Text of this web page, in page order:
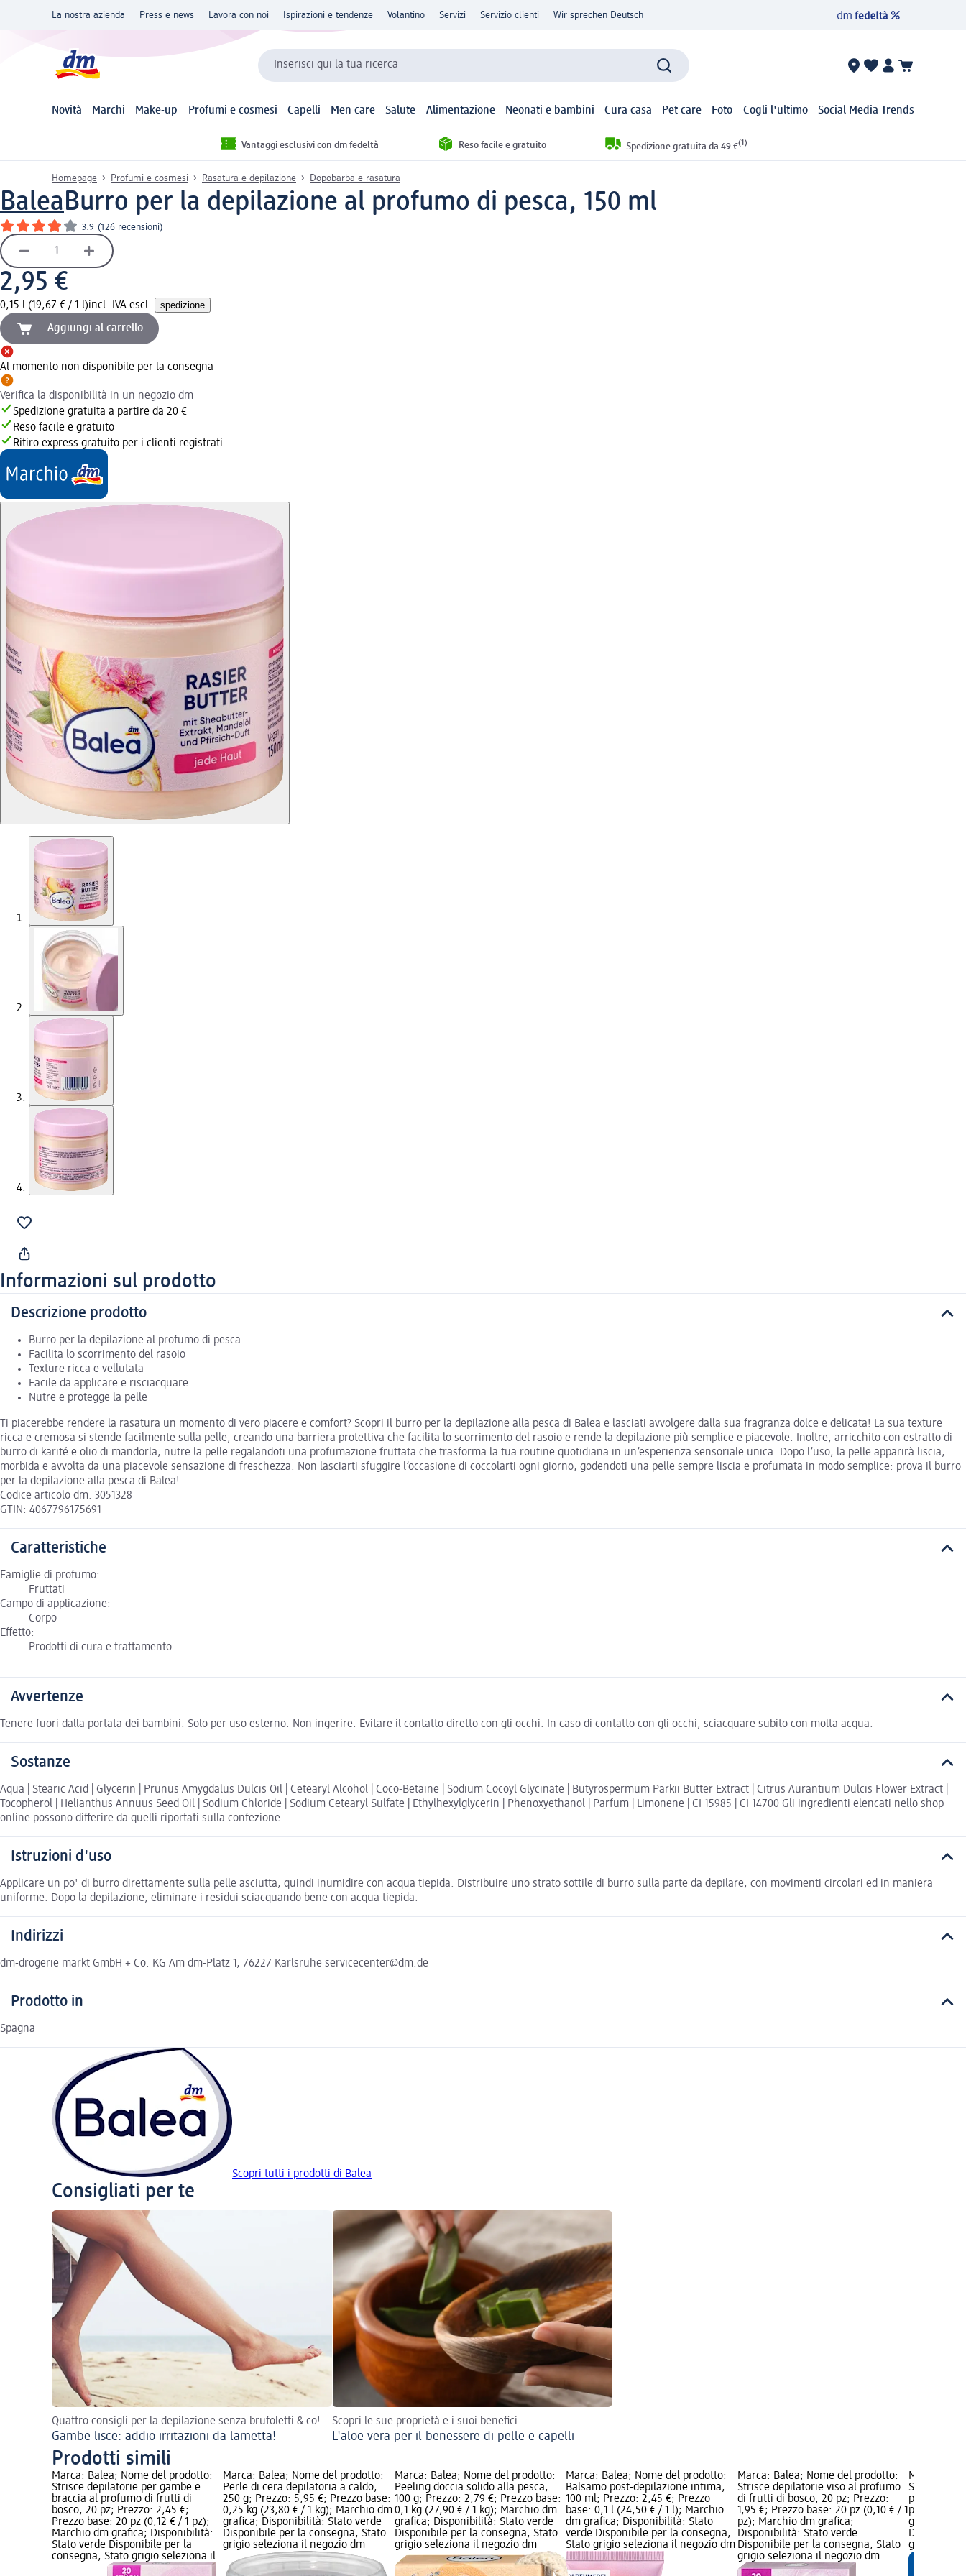
La nostra azienda Press e news Lavora con noi Ispirazioni e tendenze Volantino Servizi Servizio clienti Wir sprechen Deutsch
Inserisci qui la tua ricerca
Novità Marchi Make-up Profumi e cosmesi Capelli Men care Salute Alimentazione Neonati e bambini Cura casa Pet care Foto Cogli l'ultimo Social Media Trends
Vantaggi esclusivi con dm fedeltà Reso facile e gratuito Spedizione gratuita da 49 €(1)
Homepage Profumi e cosmesi Rasatura e depilazione Dopobarba e rasatura
BaleaBurro per la depilazione al profumo di pesca, 150 ml
3.9 (126 recensioni)
2,95 €
0,15 l (19,67 € / 1 l)incl. IVA escl. spedizione
Aggiungi al carrello
Al momento non disponibile per la consegna
Verifica la disponibilità in un negozio dm
Spedizione gratuita a partire da 20 €
Reso facile e gratuito
Ritiro express gratuito per i clienti registrati
Informazioni sul prodotto
Descrizione prodotto
Burro per la depilazione al profumo di pesca
Facilita lo scorrimento del rasoio
Texture ricca e vellutata
Facile da applicare e risciacquare
Nutre e protegge la pelle
Ti piacerebbe rendere la rasatura un momento di vero piacere e comfort? Scopri il burro per la depilazione alla pesca di Balea e lasciati avvolgere dalla sua fragranza dolce e delicata! La sua texture
ricca e cremosa si stende facilmente sulla pelle, creando una barriera protettiva che facilita lo scorrimento del rasoio e rende la depilazione più semplice e piacevole. Inoltre, arricchito con estratto di
burro di karité e olio di mandorla, nutre la pelle regalandoti una profumazione fruttata che trasforma la tua routine quotidiana in un’esperienza sensoriale unica. Dopo l’uso, la pelle apparirà liscia,
morbida e avvolta da una piacevole sensazione di freschezza. Non lasciarti sfuggire l’occasione di coccolarti ogni giorno, godendoti una pelle sempre liscia e profumata in modo semplice: prova il burro
per la depilazione alla pesca di Balea!
Codice articolo dm: 3051328
GTIN: 4067796175691
Caratteristiche
Famiglie di profumo:
Fruttati
Campo di applicazione:
Corpo
Effetto:
Prodotti di cura e trattamento
Avvertenze
Tenere fuori dalla portata dei bambini. Solo per uso esterno. Non ingerire. Evitare il contatto diretto con gli occhi. In caso di contatto con gli occhi, sciacquare subito con molta acqua.
Sostanze
Aqua | Stearic Acid | Glycerin | Prunus Amygdalus Dulcis Oil | Cetearyl Alcohol | Coco-Betaine | Sodium Cocoyl Glycinate | Butyrospermum Parkii Butter Extract | Citrus Aurantium Dulcis Flower Extract |
Tocopherol | Helianthus Annuus Seed Oil | Sodium Chloride | Sodium Cetearyl Sulfate | Ethylhexylglycerin | Phenoxyethanol | Parfum | Limonene | CI 15985 | CI 14700 Gli ingredienti elencati nello shop
online possono differire da quelli riportati sulla confezione.
Istruzioni d'uso
Applicare un po' di burro direttamente sulla pelle asciutta, quindi inumidire con acqua tiepida. Distribuire uno strato sottile di burro sulla parte da depilare, con movimenti circolari ed in maniera
uniforme. Dopo la depilazione, eliminare i residui sciacquando bene con acqua tiepida.
Indirizzi
dm-drogerie markt GmbH + Co. KG Am dm-Platz 1, 76227 Karlsruhe servicecenter@dm.de
Prodotto in
Spagna
Scopri tutti i prodotti di Balea
Consigliati per te
Quattro consigli per la depilazione senza brufoletti & co!
Gambe lisce: addio irritazioni da lametta!
Scopri le sue proprietà e i suoi benefici
L'aloe vera per il benessere di pelle e capelli
Prodotti simili
Marca: Balea; Nome del prodotto:
Strisce depilatorie per gambe e
braccia al profumo di frutti di
bosco, 20 pz; Prezzo: 2,45 €;
Prezzo base: 20 pz (0,12 € / 1 pz);
Marchio dm grafica; Disponibilità:
Stato verde Disponibile per la
consegna, Stato grigio seleziona il
Marca: Balea; Nome del prodotto:
Perle di cera depilatoria a caldo,
250 g; Prezzo: 5,95 €; Prezzo base:
0,25 kg (23,80 € / 1 kg); Marchio dm
grafica; Disponibilità: Stato verde
Disponibile per la consegna, Stato
grigio seleziona il negozio dm
Marca: Balea; Nome del prodotto:
Peeling doccia solido alla pesca,
100 g; Prezzo: 2,79 €; Prezzo base:
0,1 kg (27,90 € / 1 kg); Marchio dm
grafica; Disponibilità: Stato verde
Disponibile per la consegna, Stato
grigio seleziona il negozio dm
Marca: Balea; Nome del prodotto:
Balsamo post-depilazione intima,
100 ml; Prezzo: 2,45 €; Prezzo
base: 0,1 l (24,50 € / 1 l); Marchio
dm grafica; Disponibilità: Stato
verde Disponibile per la consegna,
Stato grigio seleziona il negozio dm
Marca: Balea; Nome del prodotto:
Strisce depilatorie viso al profumo
di frutti di bosco, 20 pz; Prezzo:
1,95 €; Prezzo base: 20 pz (0,10 € / 1
pz); Marchio dm grafica;
Disponibilità: Stato verde
Disponibile per la consegna, Stato
grigio seleziona il negozio dm
Marca:
Strisce
pz; Prezzo:
pz (0,12 € /
grafica;
Disponibile
grigio